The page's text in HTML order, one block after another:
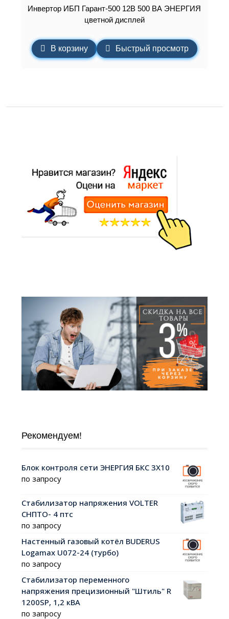
Инвертор ИБП Гарант-500 12В 500 ВА ЭНЕРГИЯ
цветной дисплей
В корзину Быстрый просмотр
Рекомендуем!
Блок контроля сети ЭНЕРГИЯ БКС 3Х10
по запросу
Стабилизатор напряжения VOLTER
СНПТО- 4 птс
по запросу
Настенный газовый котёл BUDERUS
Logamax U072-24 (турбо)
по запросу
Стабилизатор переменного
напряжения прецизионный "Штиль" R
1200SР, 1,2 кВА
по запросу